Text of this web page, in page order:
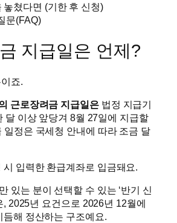
놓쳤다면 (기한 후 신청)
문(FAQ)
지급일은 언제?
죠.
근로장려금 지급일은 법정 지급기
달 이상 앞당겨 8월 27일에 지급할
일정은 국세청 안내에 따라 조금 달
시 입력한 환급계좌로 입금돼요.
있는 분이 선택할 수 있는 ‘반기 신
, 2025년 요건으로 2026년 12월에
듬해 정산하는 구조예요.